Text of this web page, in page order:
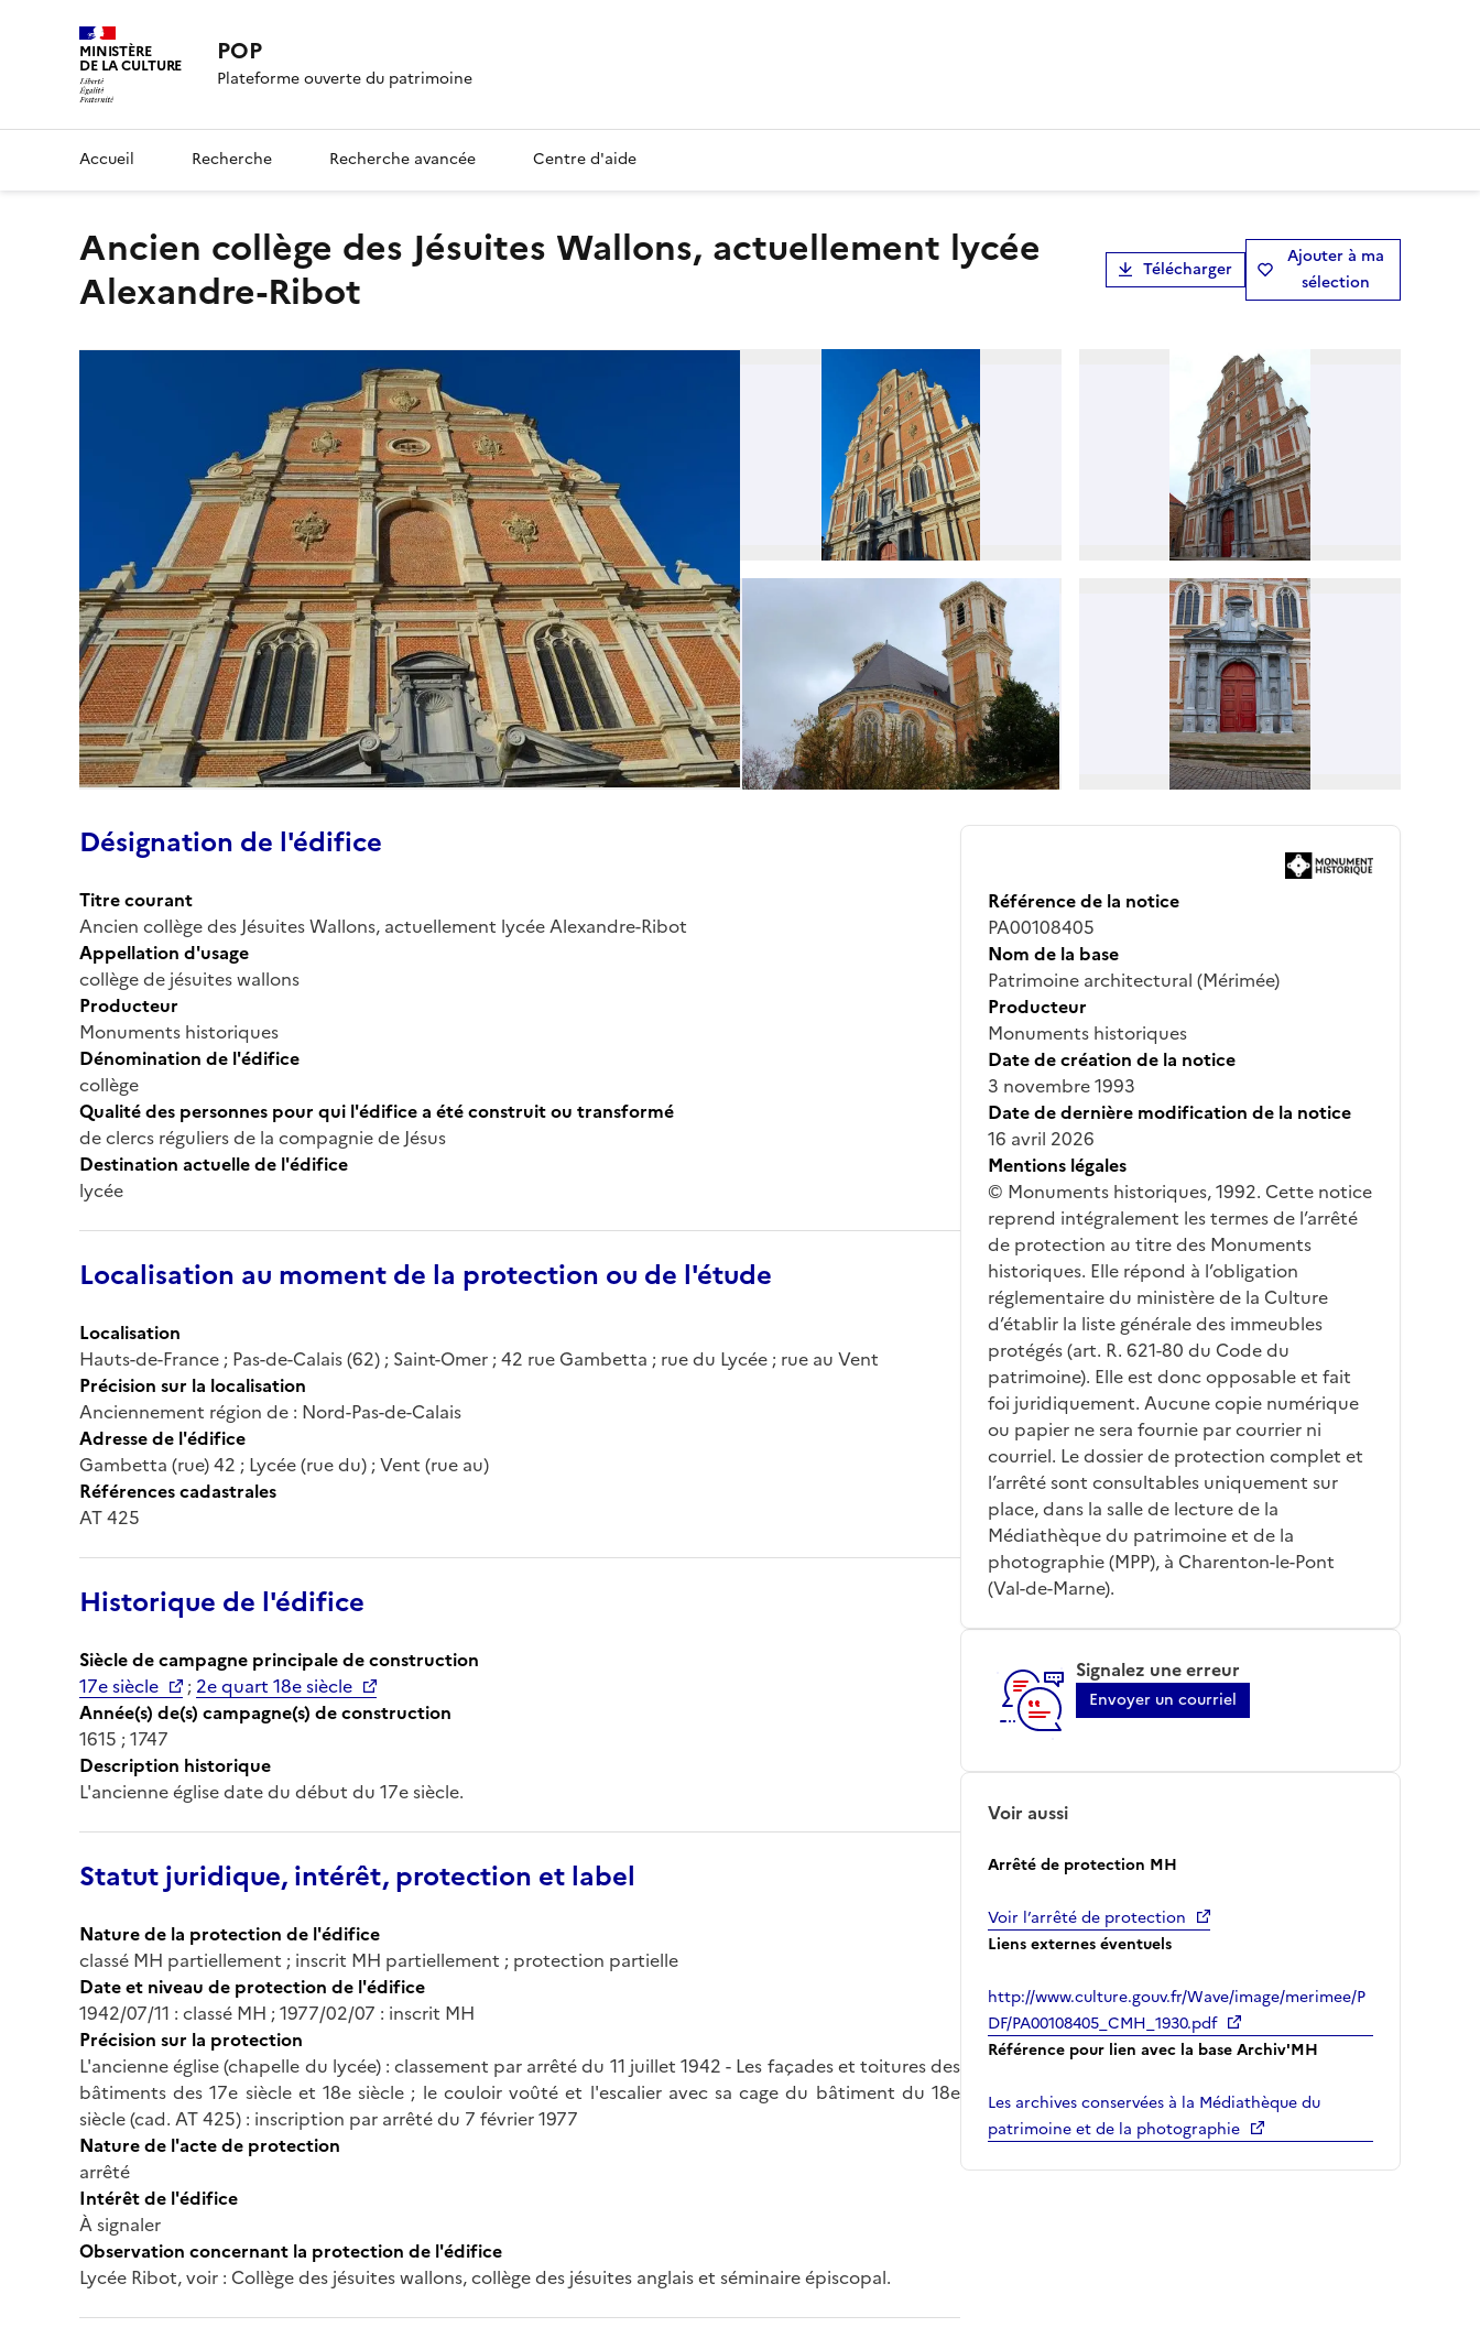
MINISTÈRE
DE LA CULTURE POP
Plateforme ouverte du patrimoine
Accueil Recherche Recherche avancée Centre d'aide
Ancien collège des Jésuites Wallons, actuellement lycée
Alexandre-Ribot
Télécharger
Ajouter à ma
sélection
Désignation de l'édifice
Titre courant
Ancien collège des Jésuites Wallons, actuellement lycée Alexandre-Ribot
Appellation d'usage
collège de jésuites wallons
Producteur
Monuments historiques
Dénomination de l'édifice
collège
Qualité des personnes pour qui l'édifice a été construit ou transformé
de clercs réguliers de la compagnie de Jésus
Destination actuelle de l'édifice
lycée
Localisation au moment de la protection ou de l'étude
Localisation
Hauts-de-France ; Pas-de-Calais (62) ; Saint-Omer ; 42 rue Gambetta ; rue du Lycée ; rue au Vent
Précision sur la localisation
Anciennement région de : Nord-Pas-de-Calais
Adresse de l'édifice
Gambetta (rue) 42 ; Lycée (rue du) ; Vent (rue au)
Références cadastrales
AT 425
Historique de l'édifice
Siècle de campagne principale de construction
17e siècle
; 2e quart 18e siècle
Année(s) de(s) campagne(s) de construction
1615 ; 1747
Description historique
L'ancienne église date du début du 17e siècle.
Statut juridique, intérêt, protection et label
Nature de la protection de l'édifice
classé MH partiellement ; inscrit MH partiellement ; protection partielle
Date et niveau de protection de l'édifice
1942/07/11 : classé MH ; 1977/02/07 : inscrit MH
Précision sur la protection
L'ancienne église (chapelle du lycée) : classement par arrêté du 11 juillet 1942 - Les façades et toitures des
bâtiments des 17e siècle et 18e siècle ; le couloir voûté et l'escalier avec sa cage du bâtiment du 18e
siècle (cad. AT 425) : inscription par arrêté du 7 février 1977
Nature de l'acte de protection
arrêté
Intérêt de l'édifice
À signaler
Observation concernant la protection de l'édifice
Lycée Ribot, voir : Collège des jésuites wallons, collège des jésuites anglais et séminaire épiscopal.
Référence de la notice
PA00108405
Nom de la base
Patrimoine architectural (Mérimée)
Producteur
Monuments historiques
Date de création de la notice
3 novembre 1993
Date de dernière modification de la notice
16 avril 2026
Mentions légales
© Monuments historiques, 1992. Cette notice
reprend intégralement les termes de l’arrêté
de protection au titre des Monuments
historiques. Elle répond à l’obligation
réglementaire du ministère de la Culture
d’établir la liste générale des immeubles
protégés (art. R. 621-80 du Code du
patrimoine). Elle est donc opposable et fait
foi juridiquement. Aucune copie numérique
ou papier ne sera fournie par courrier ni
courriel. Le dossier de protection complet et
l’arrêté sont consultables uniquement sur
place, dans la salle de lecture de la
Médiathèque du patrimoine et de la
photographie (MPP), à Charenton-le-Pont
(Val-de-Marne).
Signalez une erreur
Envoyer un courriel
Voir aussi
Arrêté de protection MH
Voir l’arrêté de protection
Liens externes éventuels
http://www.culture.gouv.fr/Wave/image/merimee/P
DF/PA00108405_CMH_1930.pdf
Référence pour lien avec la base Archiv'MH
Les archives conservées à la Médiathèque du
patrimoine et de la photographie